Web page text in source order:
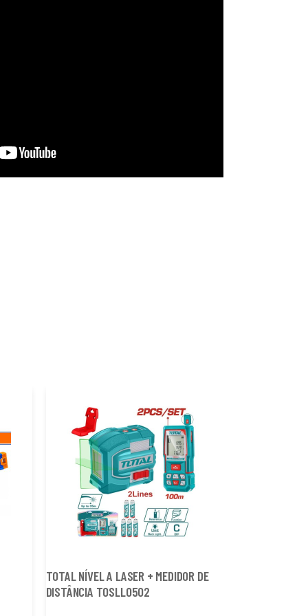
TOTAL NÍVEL A LASER + MEDIDOR DE
DISTÂNCIA TOSLL0502